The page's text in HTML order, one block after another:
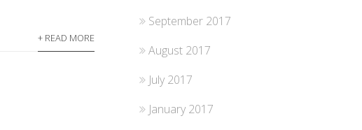
+ READ MORE
September 2017
August 2017
July 2017
January 2017